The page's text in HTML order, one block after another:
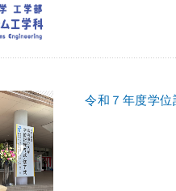
令和７年度学位